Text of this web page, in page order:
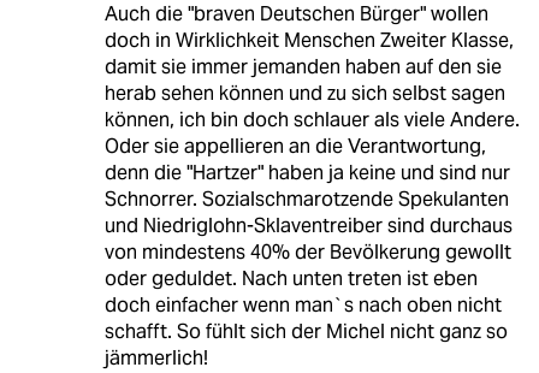
Auch die "braven Deutschen Bürger" wollen
doch in Wirklichkeit Menschen Zweiter Klasse,
damit sie immer jemanden haben auf den sie
herab sehen können und zu sich selbst sagen
können, ich bin doch schlauer als viele Andere.
Oder sie appellieren an die Verantwortung,
denn die "Hartzer" haben ja keine und sind nur
Schnorrer. Sozialschmarotzende Spekulanten
und Niedriglohn-Sklaventreiber sind durchaus
von mindestens 40% der Bevölkerung gewollt
oder geduldet. Nach unten treten ist eben
doch einfacher wenn man`s nach oben nicht
schafft. So fühlt sich der Michel nicht ganz so
jämmerlich!